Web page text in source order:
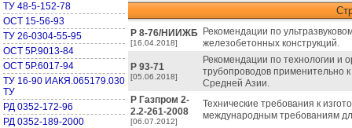
ТУ 48-5-152-78
ОСТ 15-56-93
ТУ 26-0304-55-95
ОСТ 5Р.9013-84
ОСТ 5Р.6017-94
ТУ 16-90 ИАКЯ.065179.030
ТУ
РД 0352-172-96
РД 0352-189-2000
Р 8-76/НИИЖБ
[16.04.2018]
Рекомендации по
железобетонных конструкций.
Р 93-71
[05.06.2018]
Рекомендации по технологии и
трубопроводов применительно
Средней Азии.
Р Газпром 2-
2.2-261-2008
[06.07.2012]
Технические требования к
международным требованиям